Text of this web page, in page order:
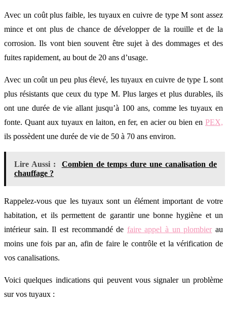
Avec un coût plus faible, les tuyaux en cuivre de type M sont assez
mince et ont plus de chance de développer de la rouille et de la
corrosion. Ils vont bien souvent être sujet à des dommages et des
fuites rapidement, au bout de 20 ans d’usage.
Avec un coût un peu plus élevé, les tuyaux en cuivre de type L sont
plus résistants que ceux du type M. Plus larges et plus durables, ils
ont une durée de vie allant jusqu’à 100 ans, comme les tuyaux en
fonte. Quant aux tuyaux en laiton, en fer, en acier ou bien en PEX,
ils possèdent une durée de vie de 50 à 70 ans environ.
Lire Aussi :
Combien de temps dure une canalisation de
chauffage ?
Rappelez-vous que les tuyaux sont un élément important de votre
habitation, et ils permettent de garantir une bonne hygiène et un
intérieur sain. Il est recommandé de faire appel à un plombier au
moins une fois par an, afin de faire le contrôle et la vérification de
vos canalisations.
Voici quelques indications qui peuvent vous signaler un problème
sur vos tuyaux :